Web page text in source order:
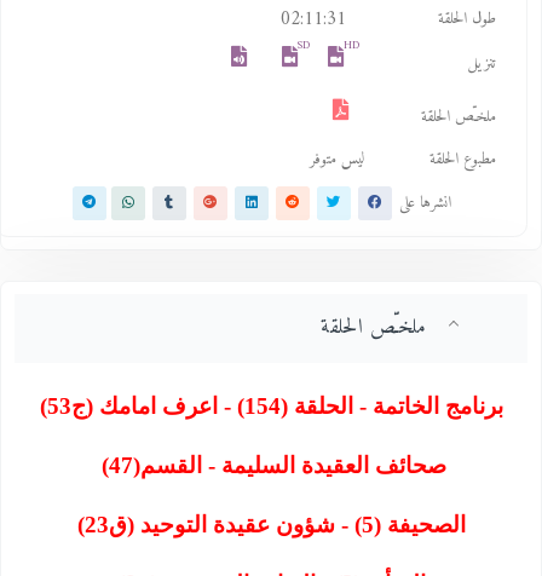
طول الحلقة 02:11:31
تنزيل
HD
SD
ملخـّص الحلقة
مطبوع الحلقة
ليس متوفر
انشرها على
ملخـّص الحلقة
برنامج الخاتمة - الحلقة (154) - اعرف امامك (ج53)
صحائف العقيدة السليمة - القسم(47)
الصحيفة (5) - شؤون عقيدة التوحيد (ق23)